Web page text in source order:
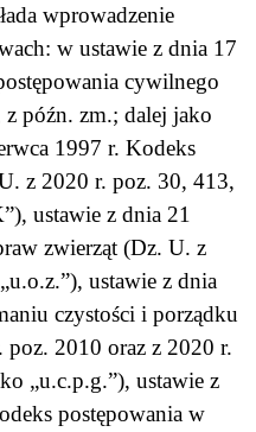
wprowadzenie
w ustawie z dnia 17
cywilnego
późn. zm.; dalej jako
1997 r. Kodeks
z 2020 r. poz. 30, 413,
ustawie z dnia 21
zwierząt (Dz. U. z
ustawie z dnia
czystości i porządku
2010 oraz z 2020 r.
„u.c.p.g.”), ustawie z
postępowania w